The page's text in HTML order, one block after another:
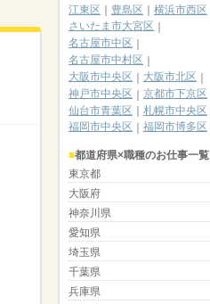
江東区
豊島区
横浜市西区
さいたま市大宮区
名古屋市中区
名古屋市中村区
大阪市中央区
大阪市北区
神戸市中央区
京都市下京区
仙台市青葉区
札幌市中央区
福岡市中央区
福岡市博多区
都道府県×職種のお仕事一覧
東京都
大阪府
神奈川県
愛知県
埼玉県
千葉県
兵庫県